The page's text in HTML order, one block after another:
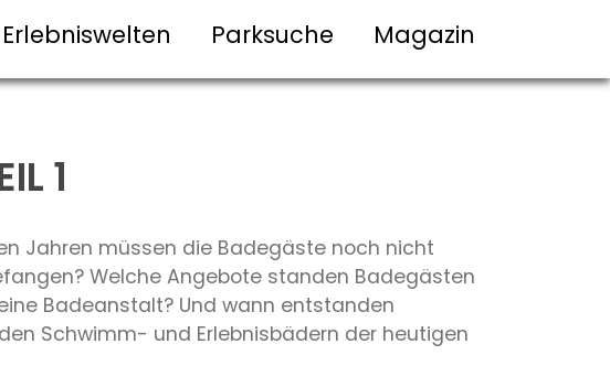
Erlebniswelten Parksuche Magazin
1
Jahren müssen die Badegäste noch nicht
Welche Angebote standen Badegästen
Badeanstalt? Und wann entstanden
Schwimm- und Erlebnisbädern der heutigen